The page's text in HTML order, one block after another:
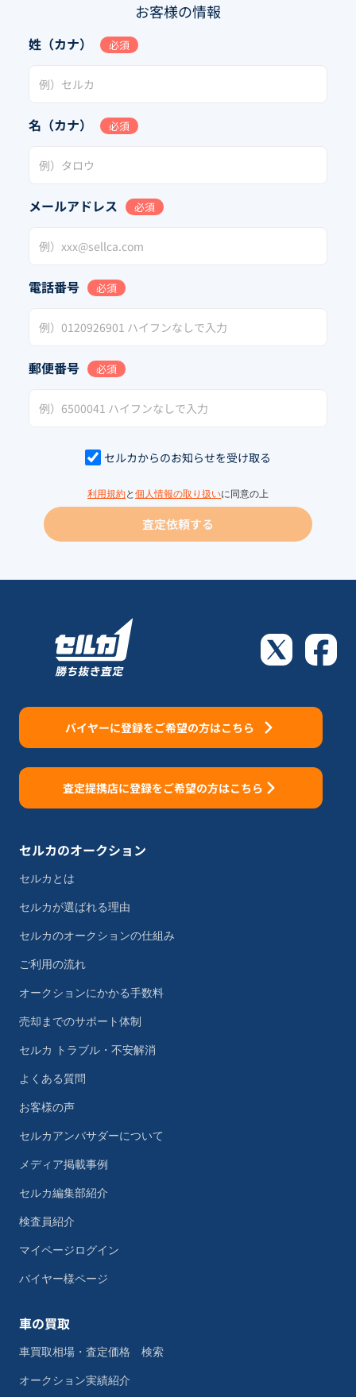
お客様の情報
姓（カナ） 必須
名（カナ） 必須
メールアドレス 必須
電話番号 必須
郵便番号 必須
セルカからのお知らせを受け取る
利用規約と 個人情報の取り扱いに同意の上
査定依頼する
バイヤーに登録をご希望の方はこちら
査定提携店に登録をご希望の方はこちら
セルカのオークション
セルカとは
セルカが選ばれる理由
セルカのオークションの仕組み
ご利用の流れ
オークションにかかる手数料
売却までのサポート体制
セルカ トラブル・不安解消
よくある質問
お客様の声
セルカアンバサダーについて
メディア掲載事例
セルカ編集部紹介
検査員紹介
マイページログイン
バイヤー様ページ
車の買取
車買取相場・査定価格 検索
オークション実績紹介